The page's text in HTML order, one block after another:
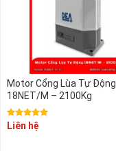
Motor Cổng Lùa Tự Động
18NET/M – 2100Kg
Liên hệ